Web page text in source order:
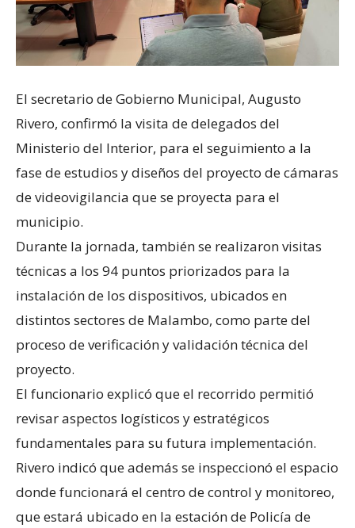
El secretario de Gobierno Municipal, Augusto
Rivero, confirmó la visita de delegados del
Ministerio del Interior, para el seguimiento a la
fase de estudios y diseños del proyecto de cámaras
de videovigilancia que se proyecta para el
municipio.
Durante la jornada, también se realizaron visitas
técnicas a los 94 puntos priorizados para la
instalación de los dispositivos, ubicados en
distintos sectores de Malambo, como parte del
proceso de verificación y validación técnica del
proyecto.
El funcionario explicó que el recorrido permitió
revisar aspectos logísticos y estratégicos
fundamentales para su futura implementación.
Rivero indicó que además se inspeccionó el espacio
donde funcionará el centro de control y monitoreo,
que estará ubicado en la estación de Policía de